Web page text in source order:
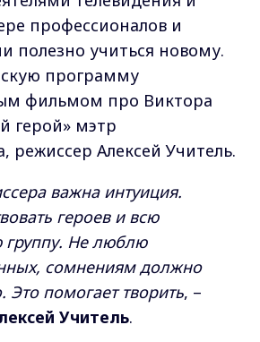
профессионалов и
полезно учиться новому.
программу
фильмом про Виктора
герой» мэтр
режиссер Алексей Учитель.
важна интуиция.
героев и всю
Не люблю
сомнениям должно
Это помогает творить, –
Учитель.